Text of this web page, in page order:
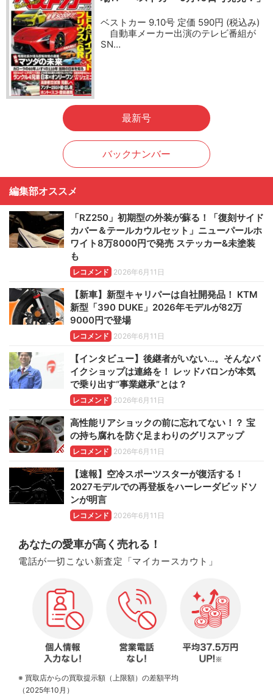
ベストカー 9.10号 定価 590円 (税込み)
自動車メーカー出演のテレビ番組が
SN…
最新号
バックナンバー
編集部オススメ
「RZ250」初期型の外装が蘇る！「復刻サイド
カバー＆テールカウルセット」ニューパールホ
ワイト8万8000円で発売 ステッカー&未塗装
も
レコメンド 2026年6月11日
【新車】新型キャリパーは自社開発品！ KTM
新型「390 DUKE」2026年モデルが82万
9000円で登場
レコメンド 2026年6月11日
【インタビュー】後継者がいない…。そんなバ
イクショップは連絡を！ レッドバロンが本気
で乗り出す“事業継承”とは？
レコメンド 2026年6月11日
高性能リアショックの前に忘れてない！？ 宝
の持ち腐れを防ぐ足まわりのグリスアップ
レコメンド 2026年6月11日
【速報】空冷スポーツスターが復活する！
2027モデルでの再登板をハーレーダビッドソ
ンが明言
レコメンド 2026年6月11日
あなたの愛車が高く売れる！
電話が一切こない新査定「マイカースカウト」
※ 買取店からの買取提示額（上限額）の差額平均
（2025年10月）